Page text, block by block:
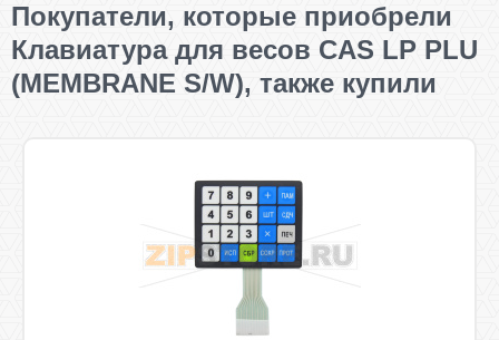
Покупатели, которые приобрели
Клавиатура для весов CAS LP PLU
(MEMBRANE S/W), также купили